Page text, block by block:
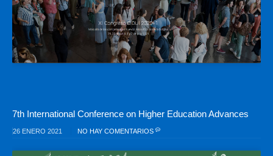
7th International Conference on Higher Education Advances
26 ENERO 2021 NO HAY COMENTARIOS